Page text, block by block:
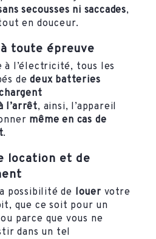
secousses ni saccades,
en douceur.
toute épreuve
à l’électricité, tous les
dedeux batteries
l’arrêt, ainsi, l’appareil
même en cas de
.
location et de
possibilité de louer votre
que ce soit pour un
parce que vous ne
dans un tel